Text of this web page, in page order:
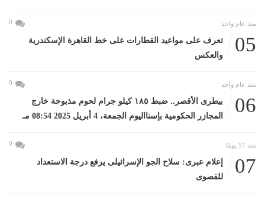
منذ عام واحد 0
05
تعرف على مواعيد القطارات على خط القاهرة الإسكندرية
والعكس
منذ عام واحد 0
06
بيطرى الأقصر.. ضبط ١٨٥ كيلو جرام لحوم مذبوحة خارج
المجازر الحكومية بإسنااليوم الجمعة، 4 أبريل 2025 08:54 مـ
منذ 17 يومًا 0
07
إعلام عبرى: سلاح الجو الإسرائيلى يرفع درجة الاستعداد
للقصوى